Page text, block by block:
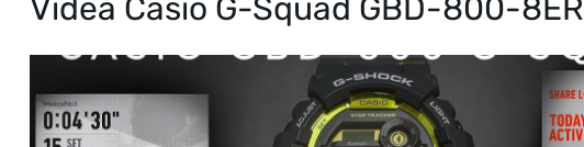
Videá Casio G-Squad GBD-800-8ER